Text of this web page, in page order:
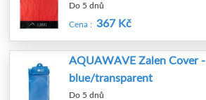
Do 5 dnů
Cena : 367 Kč
AQUAWAVE Zalen Cover -
blue/transparent
Do 5 dnů